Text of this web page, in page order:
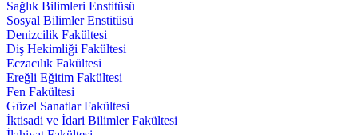
Sağlık Bilimleri Enstitüsü
Sosyal Bilimler Enstitüsü
Denizcilik Fakültesi
Diş Hekimliği Fakültesi
Eczacılık Fakültesi
Ereğli Eğitim Fakültesi
Fen Fakültesi
Güzel Sanatlar Fakültesi
İktisadi ve İdari Bilimler Fakültesi